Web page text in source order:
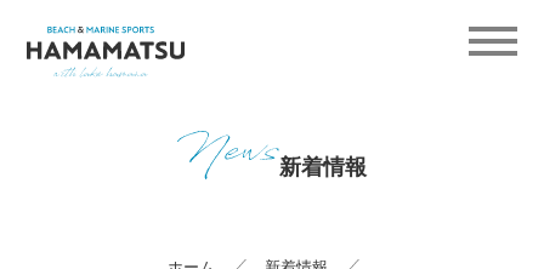
新着情報